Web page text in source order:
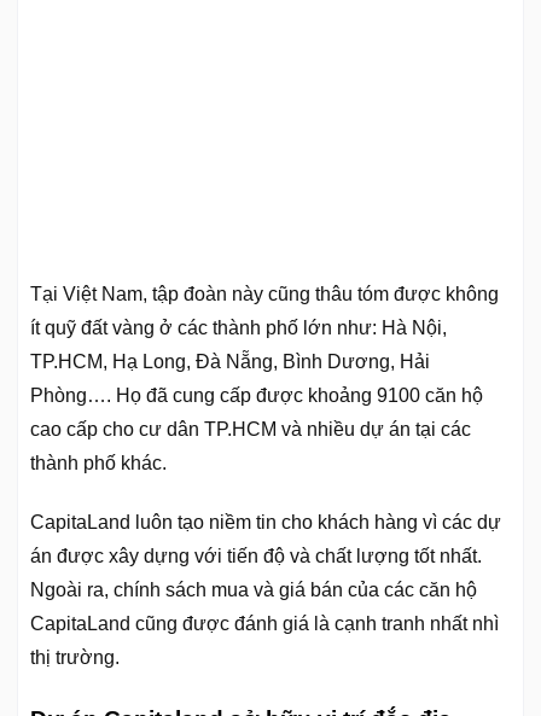
Tại Việt Nam, tập đoàn này cũng thâu tóm được không
ít quỹ đất vàng ở các thành phố lớn như: Hà Nội,
TP.HCM, Hạ Long, Đà Nẵng, Bình Dương, Hải
Phòng…. Họ đã cung cấp được khoảng 9100 căn hộ
cao cấp cho cư dân TP.HCM và nhiều dự án tại các
thành phố khác.
CapitaLand luôn tạo niềm tin cho khách hàng vì các dự
án được xây dựng với tiến độ và chất lượng tốt nhất.
Ngoài ra, chính sách mua và giá bán của các căn hộ
CapitaLand cũng được đánh giá là cạnh tranh nhất nhì
thị trường.